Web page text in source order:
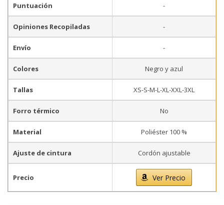
Puntuación -
Opiniones Recopiladas -
Envío -
Colores Negro y azul
Tallas XS-S-M-L-XL-XXL-3XL
Forro térmico No
Material Poliéster 100 %
Ajuste de cintura Cordón ajustable
Precio Ver Precio